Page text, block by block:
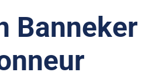
Banneker